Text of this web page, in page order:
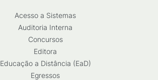
Acesso a Sistemas
Auditoria Interna
Concursos
Editora
Educação a Distância (EaD)
Egressos